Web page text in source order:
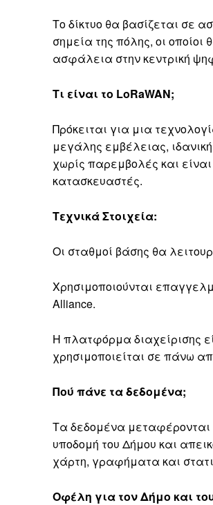
Το δίκτυο θα βασίζεται σε
σημεία της πόλης, οι
ασφάλεια στην κεντρική
Τι είναι το LoRaWAN;
Πρόκειται για μια
μεγάλης εμβέλειας,
χωρίς παρεμβολές και
κατασκευαστές.
Τεχνικά Στοιχεία:
Οι σταθμοί βάσης θα
Χρησιμοποιούνται
Alliance.
Η πλατφόρμα διαχείρισης
χρησιμοποιείται σε πάνω
Πού πάνε τα δεδομένα;
Τα δεδομένα
υποδομή του Δήμου και
χάρτη, γραφήματα και
Οφέλη για τον Δήμο και